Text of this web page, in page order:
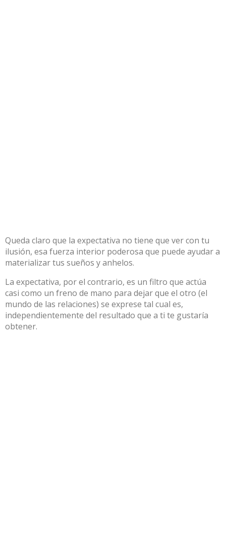
Queda claro que la expectativa no tiene que ver con tu
ilusión, esa fuerza interior poderosa que puede ayudar a
materializar tus sueños y anhelos.
La expectativa, por el contrario, es un filtro que actúa
casi como un freno de mano para dejar que el otro (el
mundo de las relaciones) se exprese tal cual es,
independientemente del resultado que a ti te gustaría
obtener.